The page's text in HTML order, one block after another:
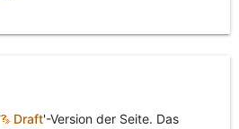
Draft'-Version der Seite. Das